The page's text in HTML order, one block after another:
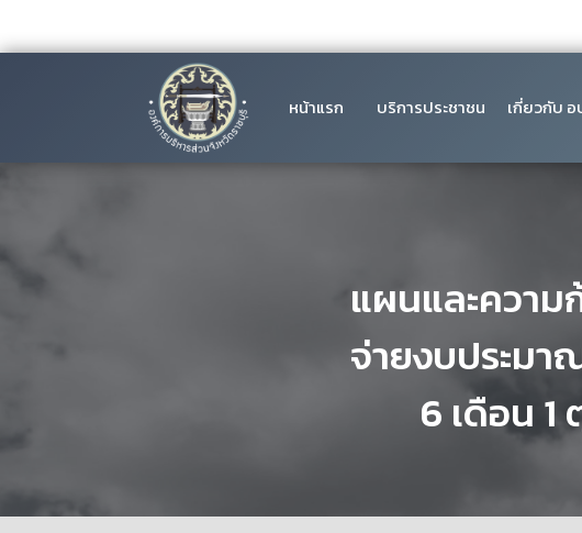
หน้าแรก บริการประชาชน เกี่ยวกับ อ
แผนและความ
จ่ายงบประมา
6 เดือน 1